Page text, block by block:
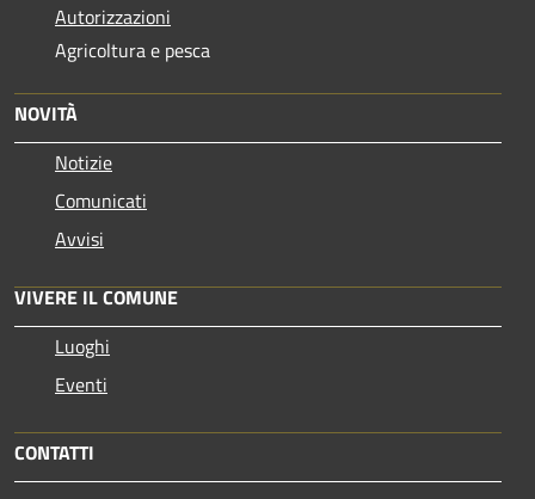
Autorizzazioni
Agricoltura e pesca
NOVITÀ
Notizie
Comunicati
Avvisi
VIVERE IL COMUNE
Luoghi
Eventi
CONTATTI